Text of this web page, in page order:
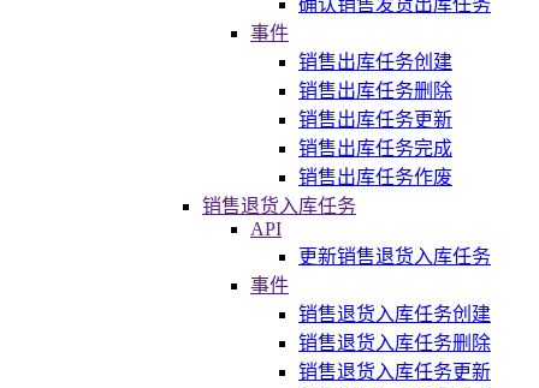
事件
销售出库任务创建
销售出库任务删除
销售出库任务更新
销售出库任务完成
销售出库任务作废
销售退货入库任务
API
更新销售退货入库任务
事件
销售退货入库任务创建
销售退货入库任务删除
销售退货入库任务更新